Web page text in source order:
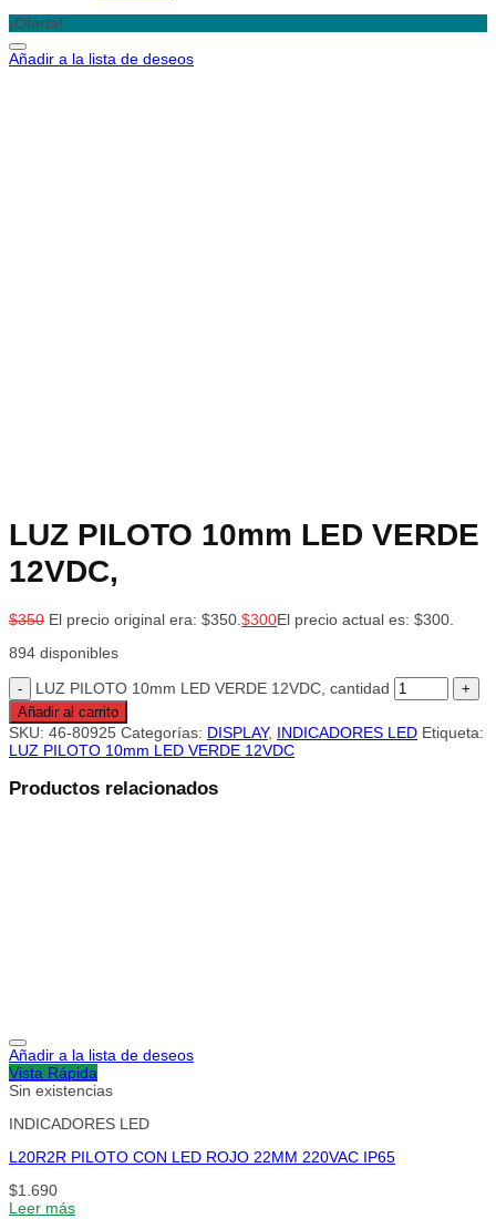
¡Oferta!
Añadir a la lista de deseos
LUZ PILOTO 10mm LED VERDE
12VDC,
$350 El precio original era: $350. $300El precio actual es: $300.
894 disponibles
LUZ PILOTO 10mm LED VERDE 12VDC, cantidad
Añadir al carrito
SKU: 46-80925 Categorías: DISPLAY, INDICADORES LED Etiqueta:
LUZ PILOTO 10mm LED VERDE 12VDC
Productos relacionados
Añadir a la lista de deseos
Vista Rápida
Sin existencias
INDICADORES LED
L20R2R PILOTO CON LED ROJO 22MM 220VAC IP65
$1.690
Leer más